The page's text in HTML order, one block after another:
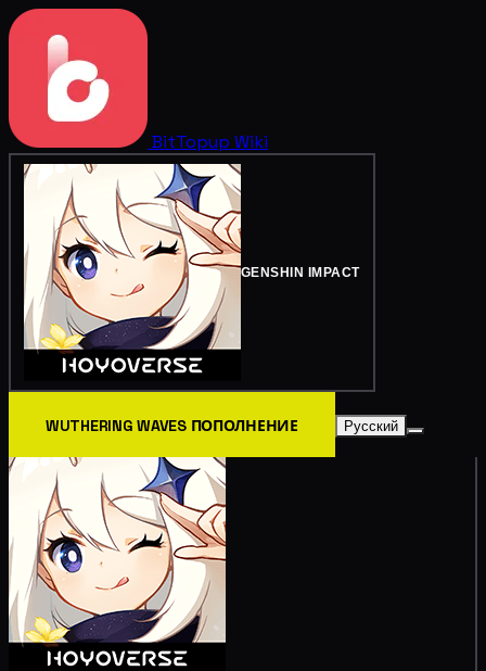
BitTopup Wiki
GENSHIN IMPACT
WUTHERING WAVES ПОПОЛНЕНИЕ Русский